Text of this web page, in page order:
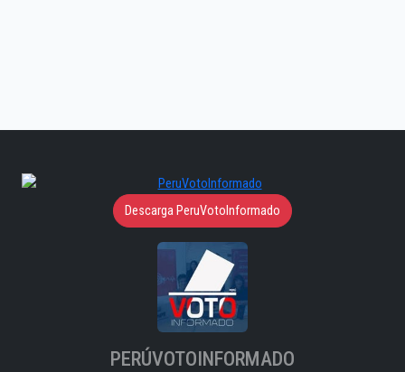
Descarga PeruVotoInformado
PERÚVOTOINFORMADO